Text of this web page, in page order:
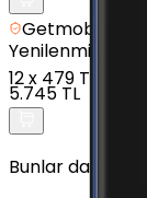
Getmobil
Yenilenmiş
12x 479 TL
5.745 TL
Bunlar da İlginizi